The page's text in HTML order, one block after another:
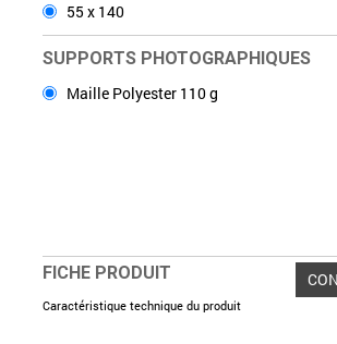
55 x 140
SUPPORTS PHOTOGRAPHIQUES
Maille Polyester 110 g
FICHE PRODUIT
Caractéristique technique du produit